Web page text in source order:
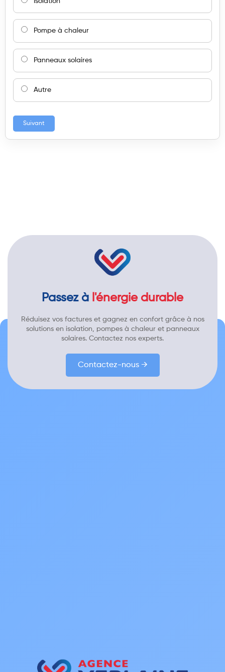
Pompe à chaleur
Panneaux solaires
Autre
Suivant
Passez à l'énergie durable
Réduisez vos factures et gagnez en confort grâce à nos
solutions en isolation, pompes à chaleur et panneaux
solaires. Contactez nos experts.
Contactez-nous →